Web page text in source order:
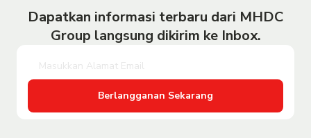
Dapatkan informasi terbaru dari MHDC
Group langsung dikirim ke Inbox.
Berlangganan Sekarang